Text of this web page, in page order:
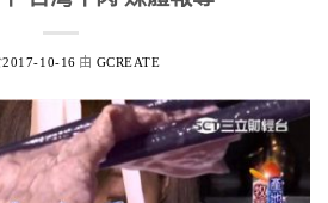
2017-10-16 由 GCREATE